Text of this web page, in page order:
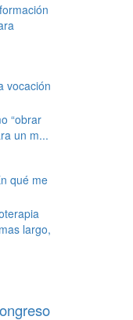
vocación
“obrar
un m...
qué me
largo,